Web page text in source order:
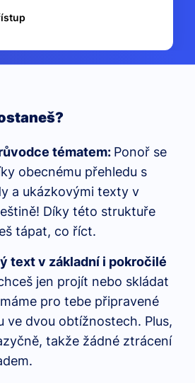
tématem: Ponoř se
obecnému přehledu s
a ukázkovými texty v
Díky této struktuře
tápat, co říct.
text v základní i pokročilé
jen projít nebo skládat
pro tebe připravené
ve dvou obtížnostech. Plus,
takže žádné ztrácení